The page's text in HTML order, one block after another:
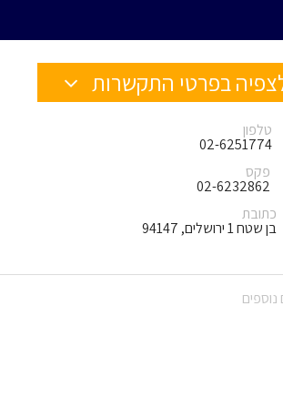
בפרטי התקשרות
טלפון
02-6251774
פקס
02-6232862
כתובת
בן שטח 1 ירושלים, 94147